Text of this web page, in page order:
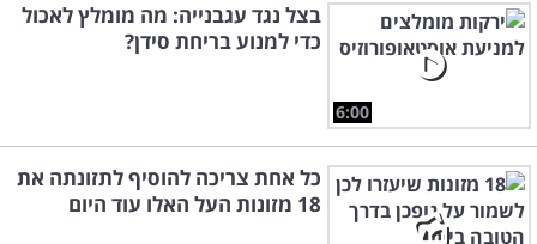
6:00
בצל נגד עגבנייה: מה מומלץ לאכול
כדי למנוע בריחת סידן?
כל אחת צריכה להוסיף לתזונתה את
18 מזונות העל האלו עוד היום